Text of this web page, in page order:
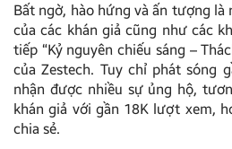
Bất ngờ, hào hứng và ấn tượng là
của các khán giả cũng như các
tiếp “Kỷ nguyên chiếu sáng –
của Zestech. Tuy chỉ phát sóng
nhận được nhiều sự ủng hộ,
khán giả với gần 18K lượt xem,
chia sẻ.